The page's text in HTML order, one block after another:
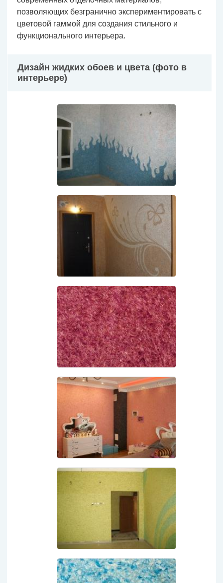
позволяющих безгранично экспериментировать с
цветовой гаммой для создания стильного и
функционального интерьера.
Дизайн жидких обоев и цвета (фото в
интерьере)